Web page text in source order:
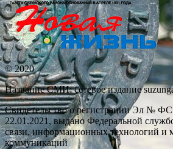
© 2020
Название СМИ: cетевое издание
Свидетельство о регистрации Эл №
22.01.2021, выдано Федеральной
связи, информационных технологий и
коммуникаций